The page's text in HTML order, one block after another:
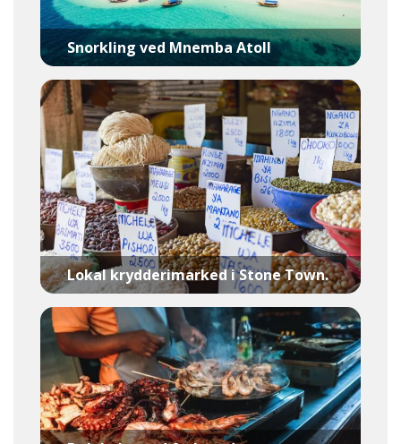
Snorkling ved Mnemba Atoll
Lokal krydderimarked i Stone Town.